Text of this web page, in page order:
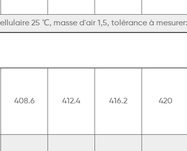
25 ℃, masse d'air 1,5, tolérance à mesurer:
408.6 412.4 416.2 420